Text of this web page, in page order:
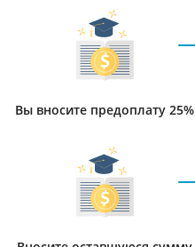
Вы вносите предоплату 25%